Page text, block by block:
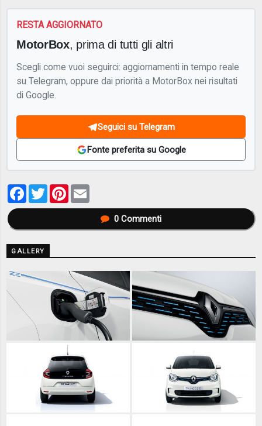
RESTA AGGIORNATO
MotorBox, prima di tutti gli altri
Scegli come vuoi seguirci: aggiornamenti in tempo reale
su Telegram, oppure dai priorità a MotorBox nei risultati
di Google.
Seguici su Telegram
Fonte preferita su Google
Facebook
TwitterPinterest
0Commenti
GALLERY